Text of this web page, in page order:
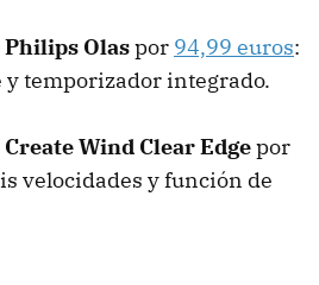
Philips Olaspor 94,99 euros:
y temporizador integrado.
Create Wind Clear Edgepor
velocidades y función de